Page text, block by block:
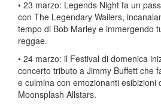
• 23 marzo: Legends Night fa un
con The Legendary Wailers,
tempo di Bob Marley e immergendo
reggae.
• 24 marzo: il Festival di domenica
concerto tributo a Jimmy Buffett che
e culmina con emozionanti esibizioni
Moonsplash Allstars.